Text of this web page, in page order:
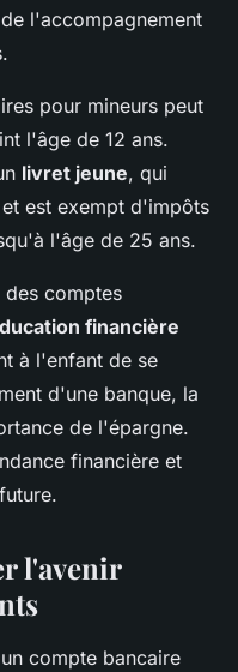
l'accompagnement
pour mineurs peut
l'âge de 12 ans.
livret jeune, qui
est exempt d'impôts
l'âge de 25 ans.
des comptes
financière
à l'enfant de se
d'une banque, la
de l'épargne.
financière et
l'avenir
compte bancaire